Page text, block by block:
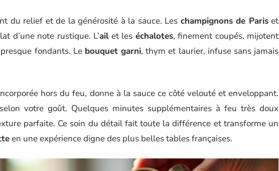
du relief et de la générosité à la sauce. Les champignons de Pariset
d’une note rustique. L’ailet les échalotes, finement coupés, mijotent
fondants. Le bouquet garni, thym et laurier, infuse sans jamais
hors du feu, donne à la sauce ce côté velouté et enveloppant.
selon votre goût. Quelques minutes supplémentaires à feu très doux
parfaite. Ce soin du détail fait toute la différence et transforme un
en une expérience digne des plus belles tables françaises.